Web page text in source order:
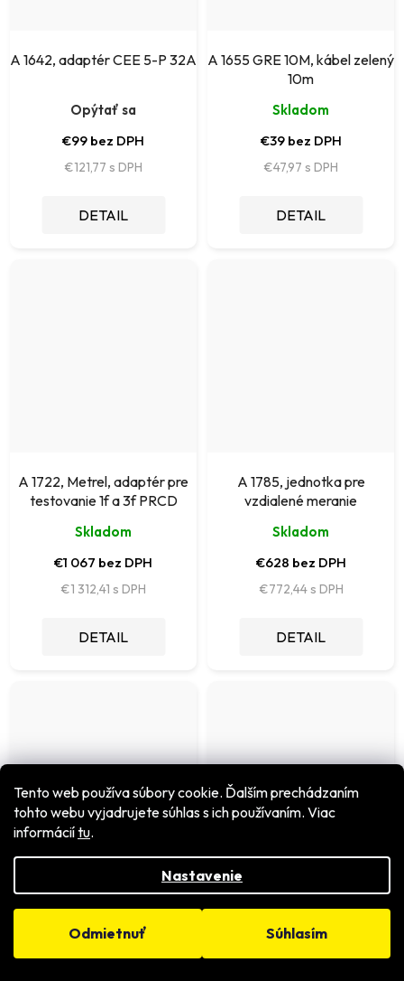
Tento web používa súbory cookie. Ďalším prechádzaním
tohto webu vyjadrujete súhlas s ich používaním. Viac
informáciítu.
Nastavenie
Odmietnuť Súhlasím
A 1642, adaptér CEE 5-P 32A
Opýtať sa
€99 bez DPH
€121,77
DETAIL
A 1655 GRE 10M, kábel zelený
10m
Skladom
€39 bez DPH
€47,97
DETAIL
A 1722, Metrel, adaptér pre
testovanie 1f a 3f PRCD
Skladom
€1 067 bez DPH
€1 312,41
DETAIL
A 1785, jednotka pre
vzdialené meranie
Skladom
€628 bez DPH
€772,44
DETAIL